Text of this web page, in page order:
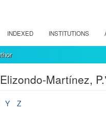
INDEXED INSTITUTIONS
Martínez,
Y
Z